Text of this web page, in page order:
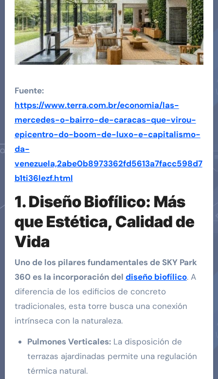
Fuente:
https://www.terra.com.br/economia/las-
mercedes-o-bairro-de-caracas-que-virou-
epicentro-do-boom-de-luxo-e-capitalismo-
da-
venezuela,2abe0b8973362fd5613a7facc598d7
b1ti36lezf.html
1. Diseño Biofílico: Más
que Estética, Calidad de
Vida
Uno de los pilares fundamentales de SKY Park
360 es la incorporación del diseño biofílico. A
diferencia de los edificios de concreto
tradicionales, esta torre busca una conexión
intrínseca con la naturaleza.
Pulmones Verticales:La disposición de
terrazas ajardinadas permite una regulación
térmica natural.